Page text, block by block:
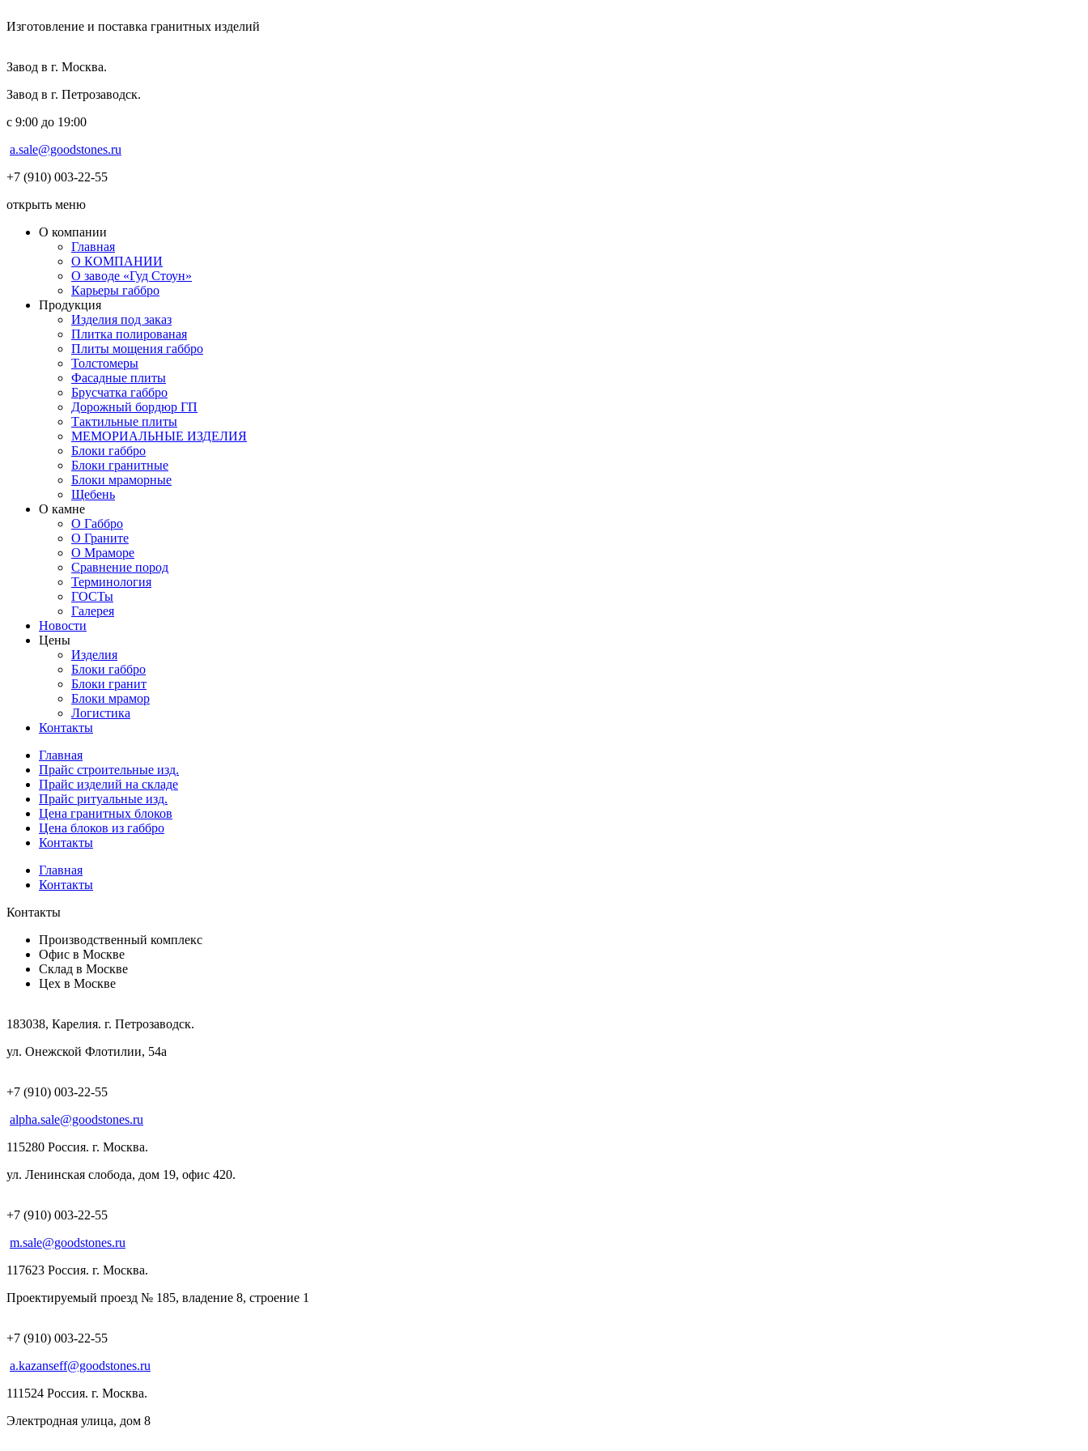
Изготовление и поставка гранитных изделий
Завод в г. Москва.
Завод в г. Петрозаводск.
с 9:00 до 19:00
a.sale@goodstones.ru
+7 (910) 003-22-55
открыть меню
О компании
Главная
О КОМПАНИИ
О заводе «Гуд Стоун»
Карьеры габбро
Продукция
Изделия под заказ
Плитка полированая
Плиты мощения габбро
Толстомеры
Фасадные плиты
Брусчатка габбро
Дорожный бордюр ГП
Тактильные плиты
МЕМОРИАЛЬНЫЕ ИЗДЕЛИЯ
Блоки габбро
Блоки гранитные
Блоки мраморные
Щебень
О камне
О Габбро
О Граните
О Мраморе
Сравнение пород
Терминология
ГОСТы
Галерея
Новости
Цены
Изделия
Блоки габбро
Блоки гранит
Блоки мрамор
Логистика
Контакты
Главная
Прайс строительные изд.
Прайс изделий на складе
Прайс ритуальные изд.
Цена гранитных блоков
Цена блоков из габбро
Контакты
Главная
Контакты
Контакты
Производственный комплекс
Офис в Москве
Склад в Москве
Цех в Москве
183038, Карелия. г. Петрозаводск.
ул. Онежской Флотилии, 54а
+7 (910) 003-22-55
alpha.sale@goodstones.ru
115280 Россия. г. Москва.
ул. Ленинская слобода, дом 19, офис 420.
+7 (910) 003-22-55
m.sale@goodstones.ru
117623 Россия. г. Москва.
Проектируемый проезд № 185, владение 8, строение 1
+7 (910) 003-22-55
a.kazanseff@goodstones.ru
111524 Россия. г. Москва.
Электродная улица, дом 8